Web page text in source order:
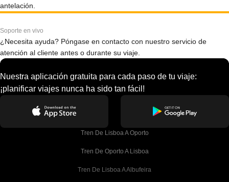
antelación.
Soporte en vivo
¿Necesita ayuda? Póngase en contacto con nuestro servicio de
atención al cliente antes o durante su viaje.
Nuestra aplicación gratuita para cada paso de tu viaje:
¡planificar viajes nunca ha sido tan fácil!
Tren De Lisboa A Oporto
Tren De Oporto A Lisboa
Tren De Lisboa A Albufeira